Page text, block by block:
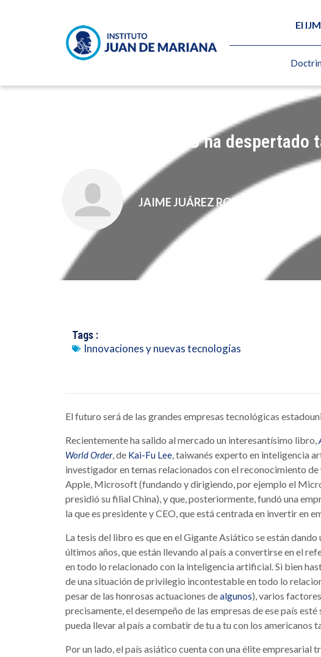
El IJM
El gigante asiático ha
JAIME JUÁREZ RODRÍGUEZ
Tags :
Innovaciones y nuevas tecnologías
El futuro será de las grandes empresas tecnológicas
Recientemente ha salido al mercado un interesantísimo libro,
World Order, de Kai-Fu Lee, taiwanés experto en inteligencia
investigador en temas relacionados con el reconocimiento
Apple, Microsoft (fundando y dirigiendo, por ejemplo el
presidió su filial China), y que, posteriormente, fundó una
la que es presidente y CEO, que está centrada en invertir en
La tesis del libro es que en el Gigante Asiático se están
últimos años, que están llevando al país a convertirse en el
en todo lo relacionado con la inteligencia artificial. Si bien
de una situación de privilegio incontestable en todo lo
pesar de las honrosas actuaciones dealgunos), varios
precisamente, el desempeño de las empresas de ese país
pueda llevar al país a combatir de tu a tu con los americanos
Por un lado, el país asiático cuenta con una élite empresarial